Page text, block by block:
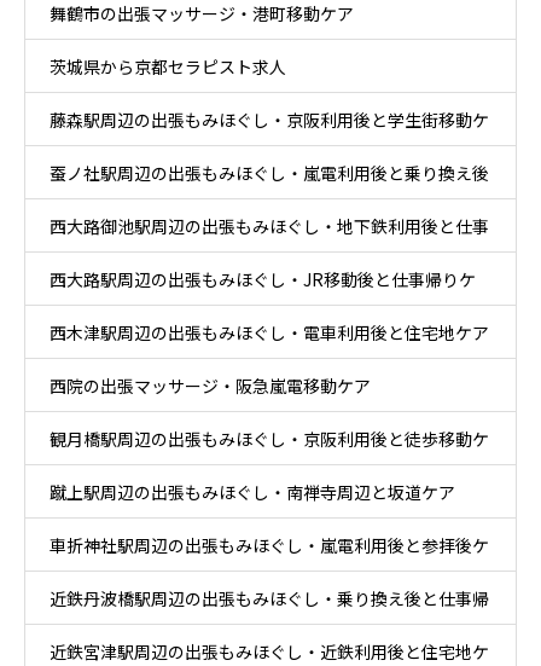
舞鶴市の出張マッサージ・港町移動ケア
茨城県から京都セラピスト求人
藤森駅周辺の出張もみほぐし・京阪利用後と学生街移動ケ
ア
蚕ノ社駅周辺の出張もみほぐし・嵐電利用後と乗り換え後
ケア
西大路御池駅周辺の出張もみほぐし・地下鉄利用後と仕事
帰りケア
西大路駅周辺の出張もみほぐし・JR移動後と仕事帰りケ
ア
西木津駅周辺の出張もみほぐし・電車利用後と住宅地ケア
西院の出張マッサージ・阪急嵐電移動ケア
観月橋駅周辺の出張もみほぐし・京阪利用後と徒歩移動ケ
ア
蹴上駅周辺の出張もみほぐし・南禅寺周辺と坂道ケア
車折神社駅周辺の出張もみほぐし・嵐電利用後と参拝後ケ
ア
近鉄丹波橋駅周辺の出張もみほぐし・乗り換え後と仕事帰
りケア
近鉄宮津駅周辺の出張もみほぐし・近鉄利用後と住宅地ケ